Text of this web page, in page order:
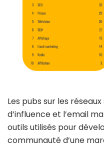
Les pubs sur les
d’influence et l’email
outils utilisés pour
communauté d’une